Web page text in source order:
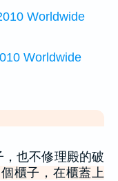
Worldwide
Worldwide
也不修理殿的破
櫃子，在櫃蓋上